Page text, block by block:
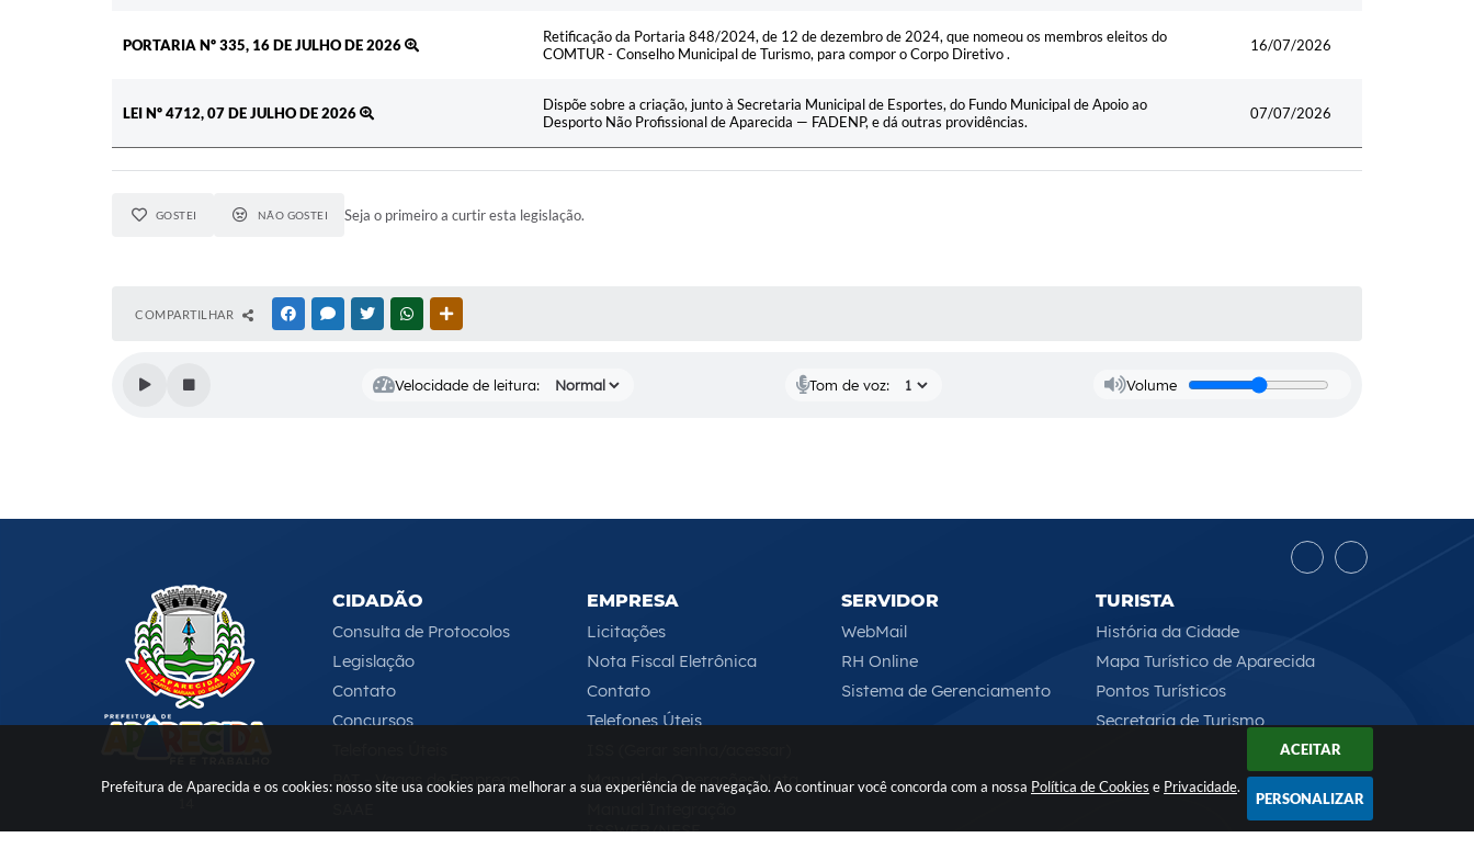
Prefeitura de Aparecida e os cookies: nosso site usa cookies para melhorar a sua experiência de navegação. Ao continuar você concorda com a nossa Política de Cookies e Privacidade.
ACEITAR
PERSONALIZAR
PORTARIA Nº 335, 16 DE JULHO DE 2026
Retificação da Portaria 848/2024, de 12 de dezembro de 2024, que nomeou os membros eleitos do
COMTUR - Conselho Municipal de Turismo, para compor o Corpo Diretivo .
16/07/2026
LEI Nº 4712, 07 DE JULHO DE 2026
Dispõe sobre a criação, junto à Secretaria Municipal de Esportes, do Fundo Municipal de Apoio ao
Desporto Não Profissional de Aparecida — FADENP, e dá outras providências.
07/07/2026
GOSTEI NÃO GOSTEI Seja o primeiro a curtir esta legislação.
COMPARTILHAR FACEBOOKMESSENGER
TWITTERWHATSAPP
Velocidade de leitura: Tom de voz: Volume
CNPJ: 46.680.518/0001-
CIDADÃO
Consulta de Protocolos
Legislação
Contato
Concursos
PAT - Vagas de Emprego
Serviços Online
EMPRESA
Licitações
Nota Fiscal Eletrônica
Contato
Telefones Úteis
Manual de Operações Nota
ISSWEB/NFSE
SERVIDOR
WebMail
RH Online
Sistema de Gerenciamento
TURISTA
História da Cidade
Mapa Turístico de Aparecida
Pontos Turísticos
Secretaria de Turismo